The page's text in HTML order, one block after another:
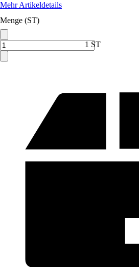
Mehr Artikeldetails
Menge (ST)
1 ST